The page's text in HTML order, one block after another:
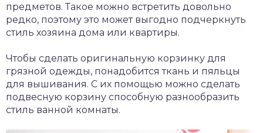
предметов. Такое можно встретить довольно
редко, поэтому это может выгодно подчеркнуть
стиль хозяина дома или квартиры.
Чтобы сделать оригинальную корзинку для
грязной одежды, понадобится ткань и пяльцы
для вышивания. С их помощью можно сделать
подвесную корзину способную разнообразить
стиль ванной комнаты.